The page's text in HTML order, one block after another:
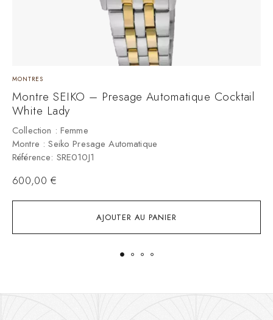
AJOUTER AU PANIER
MONTRES
Montre SEIKO – Presage Automatique Cocktail
White Lady
Collection : Femme
Montre : Seiko Presage Automatique
Référence: SRE010J1
600,00 €